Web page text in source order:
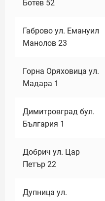
Ботев 52
Габрово ул. Емануил
Манолов 23
Горна Оряховица ул.
Мадара 1
Димитровград бул.
България 1
Добрич ул. Цар
Петър 22
Дупница ул.